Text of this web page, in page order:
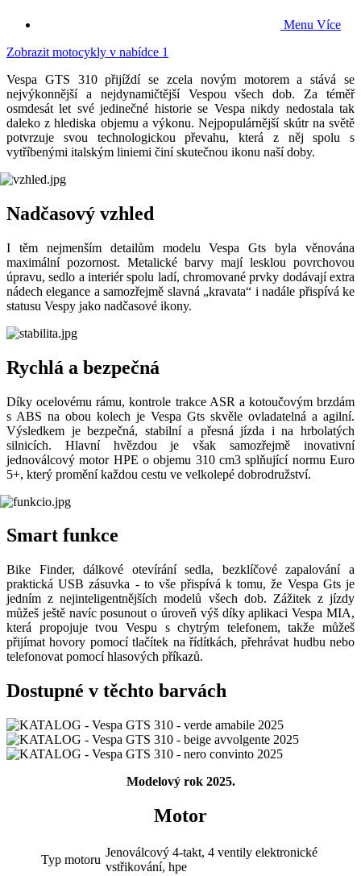
Menu Více
Zobrazit motocykly v nabídce 1
Vespa GTS 310 přijíždí se zcela novým motorem a stává se
nejvýkonnější a nejdynamičtější Vespou všech dob. Za téměř
osmdesát let své jedinečné historie se Vespa nikdy nedostala tak
daleko z hlediska objemu a výkonu. Nejpopulárnější skútr na světě
potvrzuje svou technologickou převahu, která z něj spolu s
vytříbenými italským liniemi činí skutečnou ikonu naší doby.
Nadčasový vzhled
I těm nejmenším detailům modelu Vespa Gts byla věnována
maximální pozornost. Metalické barvy mají lesklou povrchovou
úpravu, sedlo a interiér spolu ladí, chromované prvky dodávají extra
nádech elegance a samozřejmě slavná „kravata“ i nadále přispívá ke
statusu Vespy jako nadčasové ikony.
Rychlá a bezpečná
Díky ocelovému rámu, kontrole trakce ASR a kotoučovým brzdám
s ABS na obou kolech je Vespa Gts skvěle ovladatelná a agilní.
Výsledkem je bezpečná, stabilní a přesná jízda i na hrbolatých
silnicích. Hlavní hvězdou je však samozřejmě inovativní
jednoválcový motor HPE o objemu 310 cm3 splňující normu Euro
5+, který promění každou cestu ve velkolepé dobrodružství.
Smart funkce
Bike Finder, dálkové otevírání sedla, bezklíčové zapalování a
praktická USB zásuvka - to vše přispívá k tomu, že Vespa Gts je
jedním z nejinteligentnějších modelů všech dob. Zážitek z jízdy
můžeš ještě navíc posunout o úroveň výš díky aplikaci Vespa MIA,
která propojuje tvou Vespu s chytrým telefonem, takže můžeš
přijímat hovory pomocí tlačítek na řídítkách, přehrávat hudbu nebo
telefonovat pomocí hlasových příkazů.
Dostupné v těchto barvách
Modelový rok 2025.
Motor
Typ motoru
Jenoválcový 4-takt, 4 ventily elektronické
vstřikování, hpe